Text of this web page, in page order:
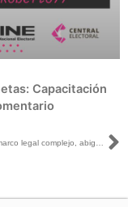
Capacitación